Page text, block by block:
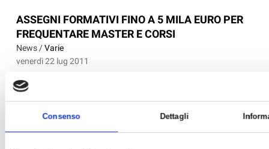
Consenso Dettagli
ASSEGNI FORMATIVI FINO A 5 MILA EURO PER
FREQUENTARE MASTER E CORSI
News /Varie
venerdì 22 lug 2011
La Regione Emilia-Romagna rende disponibile 1 milione di euro
del Fondo Sociale Europeo destinato all’erogazione di assegni
formativi, fino a 5 mila euro, per frequentare master e corsi,
anche in altre regioni italiane. Sul sito
www.altaformazioneinrete.it è pubblicato il Catalogo Inter...